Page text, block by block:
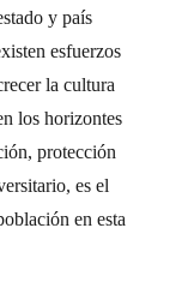
y país
esfuerzos
la cultura
los horizontes
protección
es el
en esta